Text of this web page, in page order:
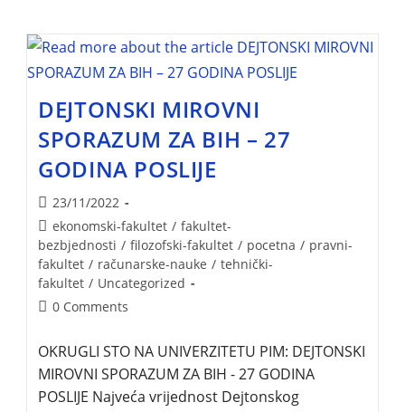
DEJTONSKI MIROVNI
SPORAZUM ZA BIH – 27
GODINA POSLIJE
23/11/2022
ekonomski-fakultet / fakultet-
bezbjednosti / filozofski-fakultet / pocetna / pravni-
fakultet / računarske-nauke / tehnički-
fakultet / Uncategorized
0 Comments
OKRUGLI STO NA UNIVERZITETU PIM: DEJTONSKI
MIROVNI SPORAZUM ZA BIH - 27 GODINA
POSLIJE Najveća vrijednost Dejtonskog